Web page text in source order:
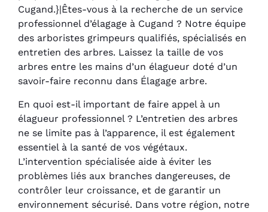
Cugand.}|Êtes-vous à la recherche de un service
professionnel d’élagage à Cugand ? Notre équipe
des arboristes grimpeurs qualifiés, spécialisés en
entretien des arbres. Laissez la taille de vos
arbres entre les mains d’un élagueur doté d’un
savoir-faire reconnu dans Élagage arbre.
En quoi est-il important de faire appel à un
élagueur professionnel ? L’entretien des arbres
ne se limite pas à l’apparence, il est également
essentiel à la santé de vos végétaux.
L’intervention spécialisée aide à éviter les
problèmes liés aux branches dangereuses, de
contrôler leur croissance, et de garantir un
environnement sécurisé. Dans votre région, notre